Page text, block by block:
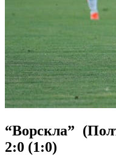
“Ворскла”
2:0 (1:0)